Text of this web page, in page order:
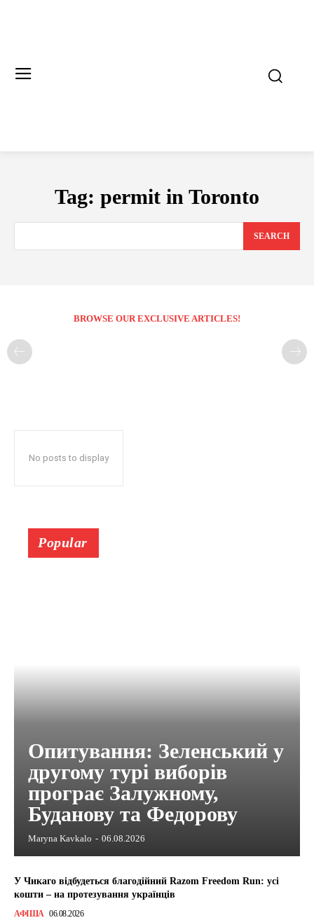
Tag: permit in Toronto
SEARCH
BROWSE OUR EXCLUSIVE ARTICLES!
No posts to display
Popular
Опитування: Зеленський у
другому турі виборів
програє Залужному,
Буданову та Федорову
Maryna Kavkalo - 06.08.2026
У Чикаго відбудеться благодійний Razom Freedom Run: усі
кошти – на протезування українців
АФІША 06.08.2026